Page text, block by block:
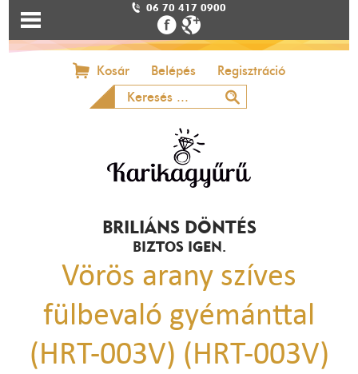
06 70 417 0900
Kosár Belépés Regisztráció
BRILIÁNS DÖNTÉS
BIZTOS IGEN.
Vörös arany szíves
fülbevaló gyémánttal
(HRT-003V) (HRT-003V)